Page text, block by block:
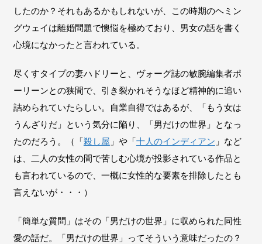
したのか？それもあるかもしれないが、この時期のヘミン
グウェイは離婚問題で懊悩を極めており、男女の話を書く
心境になかったと言われている。
尽くすタイプの妻ハドリーと、ヴォーグ誌の敏腕編集者ポ
ーリーンとの狭間で、引き裂かれそうなほど精神的に追い
詰められていたらしい。自業自得ではあるが、「もう女は
うんざりだ」という気分に陥り、「男だけの世界」となっ
たのだろう。（「殺し屋 」や「十人のインディアン 」など
は、二人の女性の間で苦しむ心境が投影されている作品と
も言われているので、一概に女性的な要素を排除したとも
言えないが・・・）
「簡単な質問」はその「男だけの世界」に収められた同性
愛の話だ。「男だけの世界」ってそういう意味だったの？